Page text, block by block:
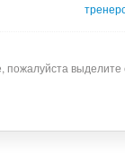
пожалуйста